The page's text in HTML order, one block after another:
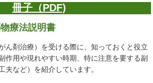
冊子（PDF)
療法説明書
剤治療）を受ける際に、知っておくと役立
作用や現れやすい時期、特に注意を要する副
夫など）を紹介しています。